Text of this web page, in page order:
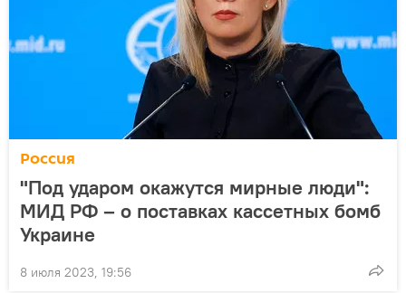
Россия
"Под ударом окажутся мирные люди":
МИД РФ – о поставках кассетных бомб
Украине
8 июля 2023, 19:56